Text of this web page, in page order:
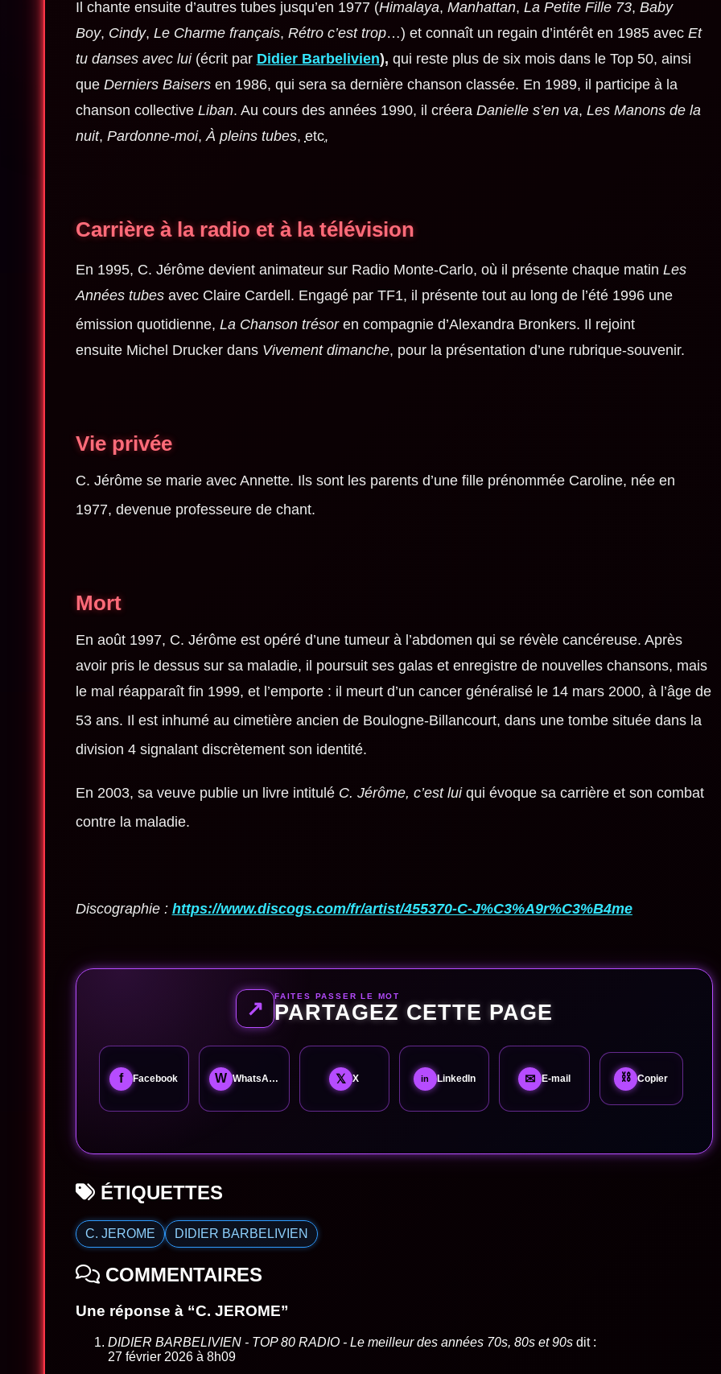
Il chante ensuite d’autres tubes jusqu’en 1977 (Himalaya, Manhattan, La Petite Fille 73, Baby
Boy, Cindy, Le Charme français, Rétro c’est trop…) et connaît un regain d’intérêt en 1985 avec Et
tu danses avec lui(écrit par Didier Barbelivien), qui reste plus de six mois dans le Top 50, ainsi
que Derniers Baisersen 1986, qui sera sa dernière chanson classée. En 1989, il participe à la
chanson collective Liban. Au cours des années 1990, il créera Danielle s’en va, Les Manons de la
nuit, Pardonne-moi,À pleins tubes, etc.
Carrière à la radio et à la télévision
En 1995, C. Jérôme devient animateur sur Radio Monte-Carlo, où il présente chaque matin Les
Années tubesavec Claire Cardell. Engagé par TF1, il présente tout au long de l’été 1996 une
émission quotidienne, La Chanson trésoren compagnie d’Alexandra Bronkers. Il rejoint
ensuite Michel Drucker dans Vivement dimanche, pour la présentation d’une rubrique-souvenir.
Vie privée
C. Jérôme se marie avec Annette. Ils sont les parents d’une fille prénommée Caroline, née en
1977, devenue professeure de chant.
Mort
En août 1997, C. Jérôme est opéré d’une tumeur à l’abdomen qui se révèle cancéreuse. Après
avoir pris le dessus sur sa maladie, il poursuit ses galas et enregistre de nouvelles chansons, mais
le mal réapparaît fin 1999, et l’emporte : il meurt d’un cancer généralisé le 14 mars 2000, à l’âge de
53 ans. Il est inhumé au cimetière ancien de Boulogne-Billancourt, dans une tombe située dans la
division 4 signalant discrètement son identité.
En 2003, sa veuve publie un livre intitulé C. Jérôme, c’est luiqui évoque sa carrière et son combat
contre la maladie.
Discographie : https://www.discogs.com/fr/artist/455370-C-J%C3%A9r%C3%B4me
↗ FAITES PASSER LE MOT
PARTAGEZ CETTE PAGE
f Facebook W WhatsApp 𝕏 X in LinkedIn ✉ E-mail ⛓ Copier
ÉTIQUETTES
C. JEROME DIDIER BARBELIVIEN
COMMENTAIRES
Une réponse à “C. JEROME”
DIDIER BARBELIVIEN - TOP 80 RADIO - Le meilleur des années 70s, 80s et 90s dit :
27 février 2026 à 8h09